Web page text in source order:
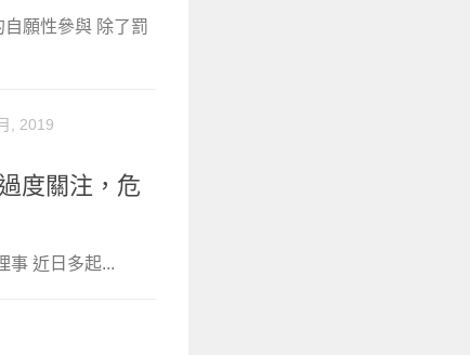
願性參與 除了罰
, 2019
度關注，危
事 近日多起...